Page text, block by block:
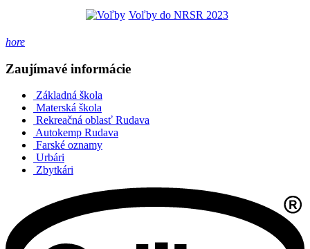
Voľby do NRSR 2023
hore
Zaujímavé informácie
Základná škola
Materská škola
Rekreačná oblasť Rudava
Autokemp Rudava
Farské oznamy
Urbári
Zbytkári